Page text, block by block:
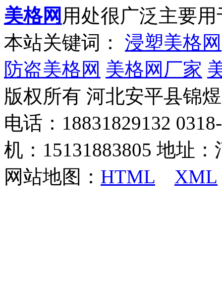
美格网 用处很广泛主要
本站关键词： 浸塑美格网
防盗美格网 美格网厂家
版权所有 河北安平县锦
电话：18831829132
机：15131883805 地址
网站地图： HTML XML